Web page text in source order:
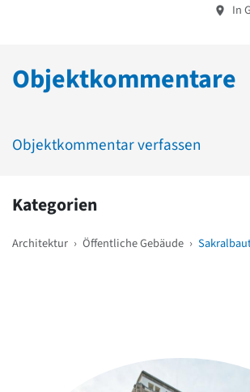
In
Objektkommentare
Objektkommentar verfassen
Kategorien
Architektur › Öffentliche Gebäude ›